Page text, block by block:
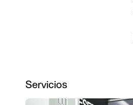
Servicios